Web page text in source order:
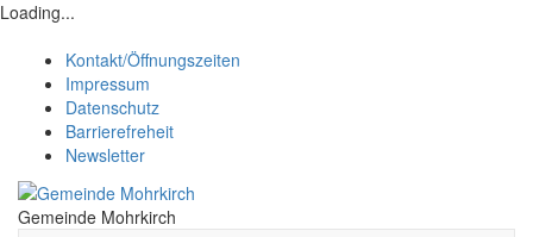
Loading...
Kontakt/Öffnungszeiten
Impressum
Datenschutz
Barrierefreheit
Newsletter
Gemeinde Mohrkirch